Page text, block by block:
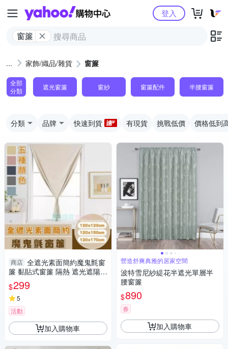
Yahoo購物中心
窗簾
登入
家飾/織品/雜貨 窗簾
全部
分類
遮光窗簾 窗紗 窗簾配件 半腰窗簾
分類 品牌 快速到貨 有現貨 挑戰低價 價格低到
商店 全遮光素面簡約魔鬼氈窗
簾 黏貼式窗簾 隔熱 遮光遮陽
窗簾布 門簾 不透光
$299
5
活動
加入購物車
營造舒爽典雅的居家空間
波特雪尼紗緹花半遮光單層半
腰窗簾
$890
券
加入購物車